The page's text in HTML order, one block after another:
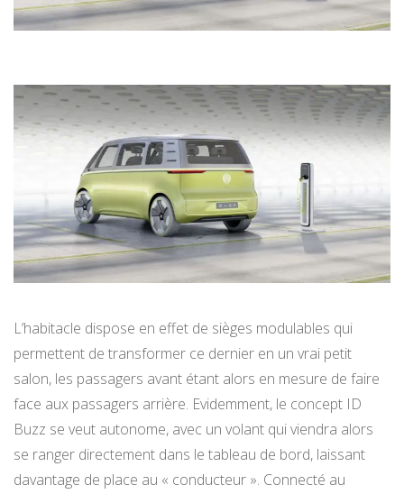
L’habitacle dispose en effet de sièges modulables qui
permettent de transformer ce dernier en un vrai petit
salon, les passagers avant étant alors en mesure de faire
face aux passagers arrière. Evidemment, le concept ID
Buzz se veut autonome, avec un volant qui viendra alors
se ranger directement dans le tableau de bord, laissant
davantage de place au « conducteur ». Connecté au